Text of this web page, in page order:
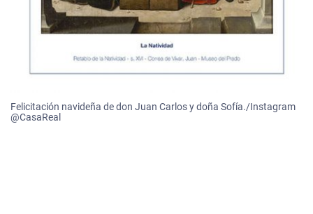
Felicitación navideña de don Juan Carlos y doña Sofía./Instagram
@CasaReal